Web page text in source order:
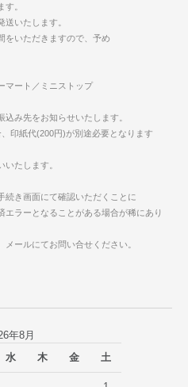
。
いたします。
をいただきますので、予め
マート／ミニストップ
み先をお知らせいたします。
印紙代(200円)が別途必要となります
たします。
き画面にて確認いただくことに
ラーとなることがある場合が稀にあり
ールにてお問い合せください。
年8月
水 木 金 土